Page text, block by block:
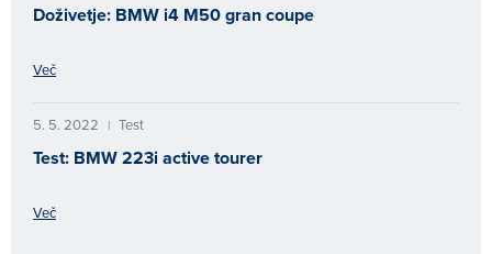
Doživetje: BMW i4 M50 gran coupe
Več
5. 5. 2022 | Test
Test: BMW 223i active tourer
Več